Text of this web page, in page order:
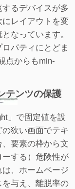
るデバイスが多
レイアウトを変
なっています。
パティにとどま
点からもmin-
テンツの保護
」で固定値を設
狭い画面でテキ
要素の枠から文
する）危険性が
、ホームページ
与え、離脱率の